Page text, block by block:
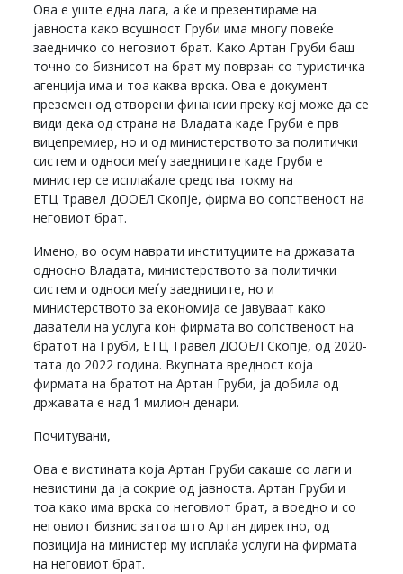
Ова е уште една лага, а ќе и презентираме на
јавноста како всушност Груби има многу повеќе
заедничко со неговиот брат. Како Артан Груби баш
точно со бизнисот на брат му поврзан со туристичка
агенција има и тоа каква врска. Ова е документ
преземен од отворени финансии преку кој може да се
види дека од страна на Владата каде Груби е прв
вицепремиер, но и од министерството за политички
систем и односи меѓу заедниците каде Груби е
министер се исплаќале средства токму на
ЕТЦ Травел ДООЕЛ Скопје, фирма во сопственост на
неговиот брат.
Имено, во осум наврати институциите на државата
односно Владата, министерството за политички
систем и односи меѓу заедниците, но и
министерството за економија се јавуваат како
даватели на услуга кон фирмата во сопственост на
братот на Груби, ЕТЦ Травел ДООЕЛ Скопје, од 2020-
тата до 2022 година. Вкупната вредност која
фирмата на братот на Артан Груби, ја добила од
државата е над 1 милион денари.
Почитувани,
Ова е вистината која Артан Груби сакаше со лаги и
невистини да ја сокрие од јавноста. Артан Груби и
тоа како има врска со неговиот брат, а воедно и со
неговиот бизнис затоа што Артан директно, од
позиција на министер му исплаќа услуги на фирмата
на неговиот брат.